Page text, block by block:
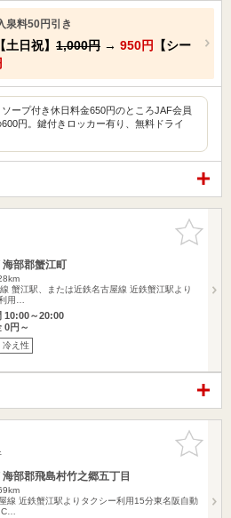
泉料50円引き
【土日祝】 1,000円 → 950円
【シー
ープ付き休日料金650円のところJAF会員
円。鍵付きロッカー有り、無料ドライ
お気に入
りに追加
海部郡蟹江町
蟹江駅、または近鉄名古屋線 近鉄蟹江駅より
用…
10:00～20:00
0円～
冷え性
お気に入
りに追加
海部郡飛島村竹之郷五丁目
線 近鉄蟹江駅よりタクシー利用15分東名阪自動